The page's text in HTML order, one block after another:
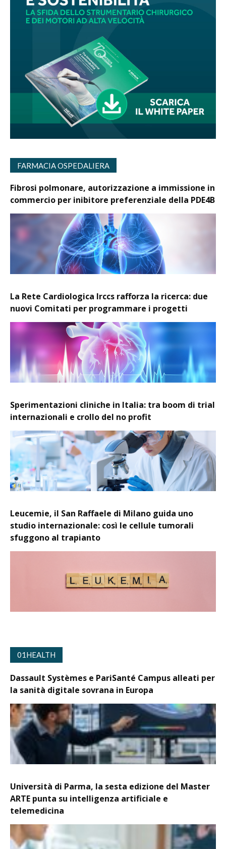
FARMACIA OSPEDALIERA
Fibrosi polmonare, autorizzazione a immissione in
commercio per inibitore preferenziale della PDE4B
La Rete Cardiologica Irccs rafforza la ricerca: due
nuovi Comitati per programmare i progetti
Sperimentazioni cliniche in Italia: tra boom di trial
internazionali e crollo del no profit
Leucemie, il San Raffaele di Milano guida uno
studio internazionale: così le cellule tumorali
sfuggono al trapianto
01HEALTH
Dassault Systèmes e PariSanté Campus alleati per
la sanità digitale sovrana in Europa
Università di Parma, la sesta edizione del Master
ARTE punta su intelligenza artificiale e
telemedicina